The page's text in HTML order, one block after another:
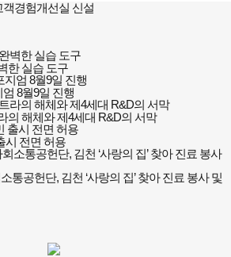
경험개선실 신설
한 실습 도구
8월9일 진행
의 해체와 제4세대 R&D의 서막
시 전면 허용
통공헌단, 김천 ‘사랑의 집’ 찾아 진료 봉사 및